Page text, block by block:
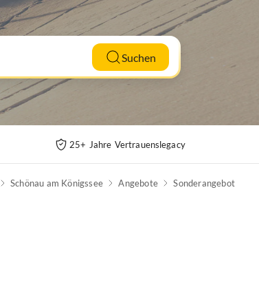
Suchen
25+ Jahre Vertrauenslegacy
Schönau am Königssee Angebote Sonderangebot